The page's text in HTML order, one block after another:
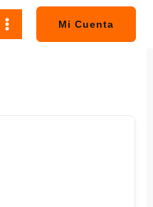
Mi Cuenta